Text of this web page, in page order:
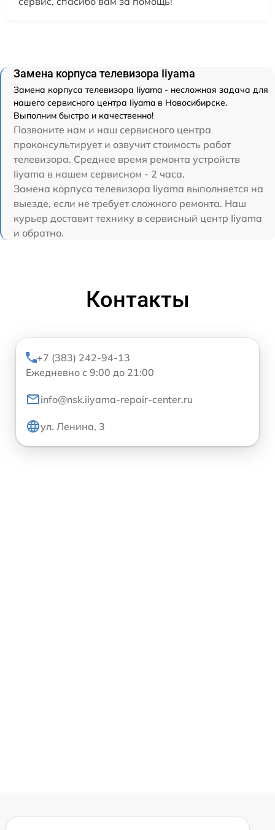
Замена корпуса телевизора Iiyama
Замена корпуса телевизора Iiyama - несложная задача для
нашего сервисного центра Iiyama в Новосибирске.
Выполним быстро и качественно!
Позвоните нам и наш сервисного центра
проконсультирует и озвучит стоимость работ
телевизора. Среднее время ремонта устройств
Iiyama в нашем сервисном - 2 часа.
Замена корпуса телевизора Iiyama выполняется на
выезде, если не требует сложного ремонта. Наш
курьер доставит технику в сервисный центр Iiyama
и обратно.
Контакты
+7 (383) 242-94-13
Ежедневно с 9:00 до 21:00
info@nsk.iiyama-repair-center.ru
ул. Ленина, 3